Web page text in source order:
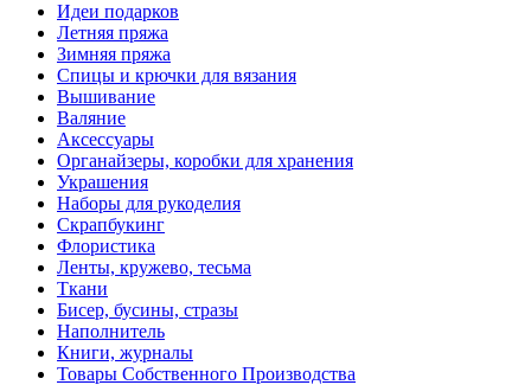
Идеи подарков
Летняя пряжа
Зимняя пряжа
Спицы и крючки для вязания
Вышивание
Валяние
Аксессуары
Органайзеры, коробки для хранения
Украшения
Наборы для рукоделия
Скрапбукинг
Флористика
Ленты, кружево, тесьма
Ткани
Бисер, бусины, стразы
Наполнитель
Книги, журналы
Товары Собственного Производства